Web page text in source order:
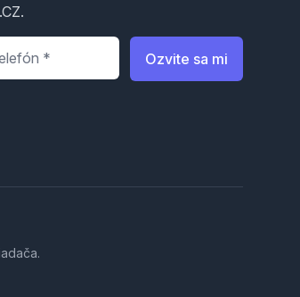
Ozvite sa mi